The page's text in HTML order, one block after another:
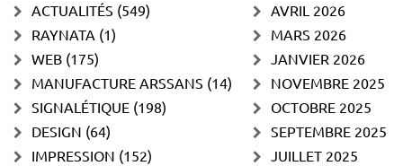
ACTUALITÉS (549)
RAYNATA (1)
WEB (175)
MANUFACTURE ARSSANS (14)
SIGNALÉTIQUE (198)
DESIGN (64)
IMPRESSION (152)
AVRIL 2026
MARS 2026
JANVIER 2026
NOVEMBRE 2025
OCTOBRE 2025
SEPTEMBRE 2025
JUILLET 2025